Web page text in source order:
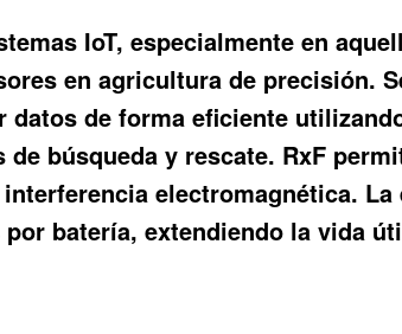
IoT, especialmente en
en agricultura de precisión.
de forma eficiente
búsqueda y rescate. RxF
electromagnética.
batería, extendiendo la vida